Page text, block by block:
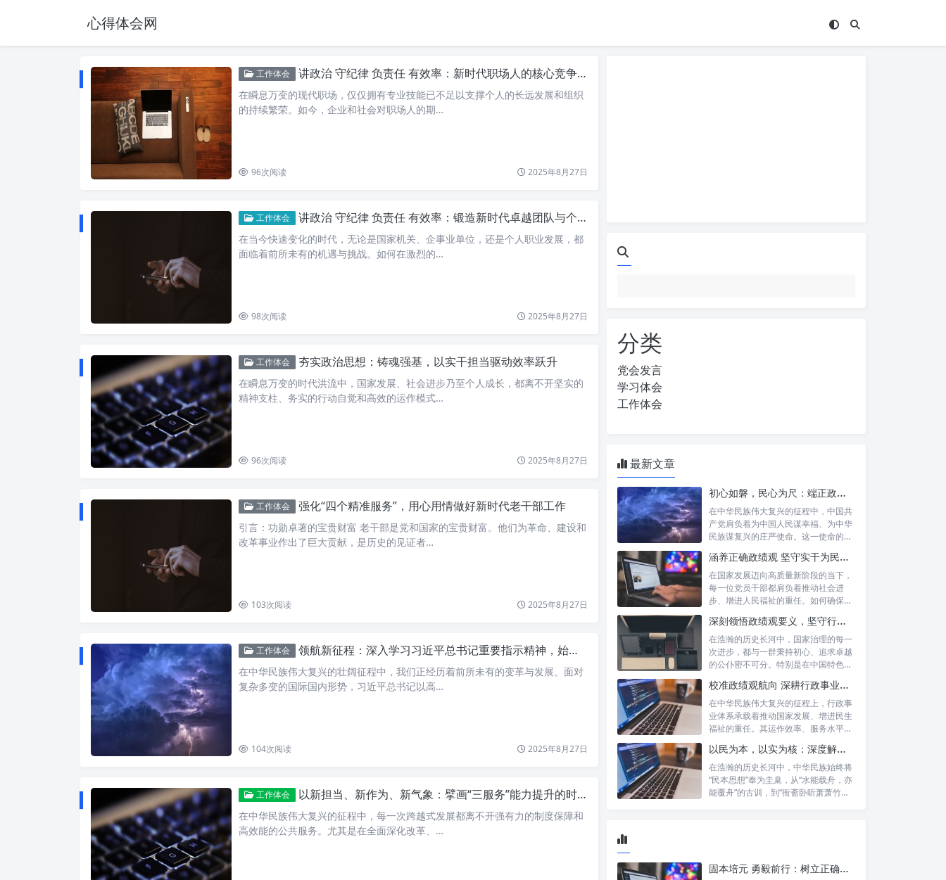
心得体会网
工作体会 讲政治 守纪律 负责任 有效率：新时代职场人的核心竞争力
在瞬息万变的现代职场，仅仅拥有专业技能已不足以支撑个人的长远发展和组织
的持续繁荣。如今，企业和社会对职场人的期…
96次阅读 2025年8月27日
工作体会 讲政治 守纪律 负责任 有效率：锻造新时代卓越团队与个人的核心素养
在当今快速变化的时代，无论是国家机关、企事业单位，还是个人职业发展，都
面临着前所未有的机遇与挑战。如何在激烈的…
98次阅读 2025年8月27日
工作体会 夯实政治思想：铸魂强基，以实干担当驱动效率跃升
在瞬息万变的时代洪流中，国家发展、社会进步乃至个人成长，都离不开坚实的
精神支柱、务实的行动自觉和高效的运作模式…
96次阅读 2025年8月27日
工作体会 强化“四个精准服务”，用心用情做好新时代老干部工作
引言：功勋卓著的宝贵财富 老干部是党和国家的宝贵财富。他们为革命、建设和
改革事业作出了巨大贡献，是历史的见证者…
103次阅读 2025年8月27日
工作体会 领航新征程：深入学习习近平总书记重要指示精神，始终感恩奋进一流标准
在中华民族伟大复兴的壮阔征程中，我们正经历着前所未有的变革与发展。面对
复杂多变的国际国内形势，习近平总书记以高…
104次阅读 2025年8月27日
工作体会 以新担当、新作为、新气象：擘画“三服务”能力提升的时代新篇
在中华民族伟大复兴的征程中，每一次跨越式发展都离不开强有力的制度保障和
高效能的公共服务。尤其是在全面深化改革、…
分类
党会发言
学习体会
工作体会
最新文章
初心如磐，民心为尺：端正政绩价值取向，砥砺为民服务初心的新时代答卷
在中华民族伟大复兴的征程中，中国共
产党肩负着为中国人民谋幸福、为中华
民族谋复兴的庄严使命。这一使命的实
涵养正确政绩观 坚守实干为民情怀：新时代干部成长的双重基石
在国家发展迈向高质量新阶段的当下，
每一位党员干部都肩负着推动社会进
步、增进人民福祉的重任。如何确保我
深刻领悟政绩观要义，坚守行政事业初心：新时代公仆的使命与担当
在浩瀚的历史长河中，国家治理的每一
次进步，都与一群秉持初心、追求卓越
的公仆密不可分。特别是在中国特色社
校准政绩观航向 深耕行政事业本职：新时代高质量发展的核心密码
在中华民族伟大复兴的征程上，行政事
业体系承载着推动国家发展、增进民生
福祉的重任。其运作效率、服务水平乃
以民为本，以实为核：深度解析坚守为民初心与正确政绩观念的融合路径
在浩瀚的历史长河中，中华民族始终将
“民本思想”奉为圭臬，从“水能载舟，亦
能覆舟”的古训，到“衙斋卧听萧萧竹，
固本培元 勇毅前行：树立正确政绩观，坚守初心勇担当的时代命题与实践方略